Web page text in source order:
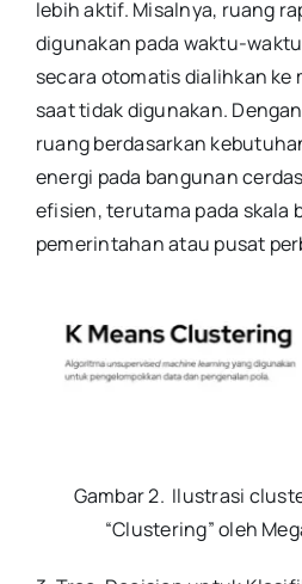
lebih aktif. Misalnya, ruang
digunakan pada waktu-
secara otomatis dialihkan ke
saat tidak digunakan.
ruang berdasarkan
energi pada bangunan
efisien, terutama pada skala
pemerintahan atau pusat
Gambar 2. Ilustrasi
“Clustering” oleh